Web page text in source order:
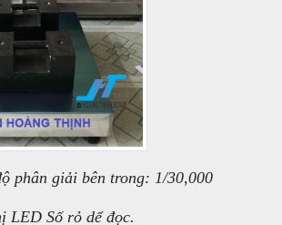
phân giải bên trong: 1/30,000
LED Số rỏ dể đọc.